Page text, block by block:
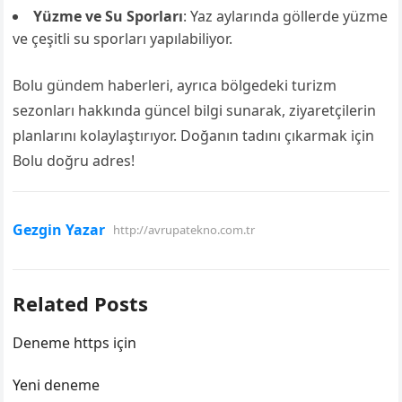
Yüzme ve Su Sporları: Yaz aylarında göllerde yüzme
ve çeşitli su sporları yapılabiliyor.
Bolu gündem haberleri, ayrıca bölgedeki turizm
sezonları hakkında güncel bilgi sunarak, ziyaretçilerin
planlarını kolaylaştırıyor. Doğanın tadını çıkarmak için
Bolu doğru adres!
Gezgin Yazar http://avrupatekno.com.tr
Related Posts
Deneme https için
Yeni deneme